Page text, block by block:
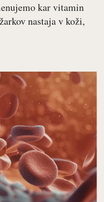
kar vitamin
nastaja v koži,